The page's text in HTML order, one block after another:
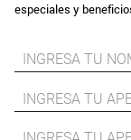
especiales y